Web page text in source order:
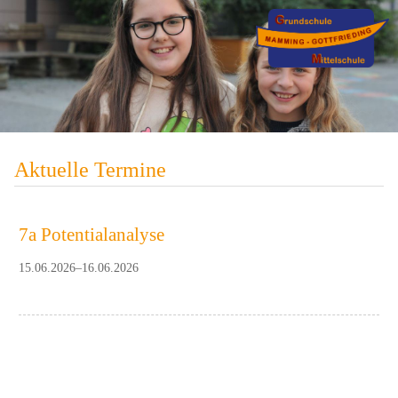
Aktuelle Termine
7a Potentialanalyse
15.06.2026–16.06.2026